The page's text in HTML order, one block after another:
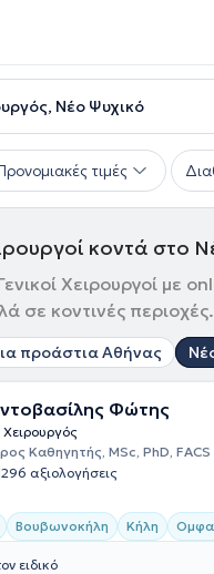
Νέο Ψυχικό
τιμές
κοντά στο
Χειρουργοί με
σε κοντινές περιοχές.
προάστια Αθήνας
Φώτης
Χειρουργός
Καθηγητής, MSc, PhD, FACS
296 αξιολογήσεις
Βουβωνοκήλη Κήλη
ειδικό